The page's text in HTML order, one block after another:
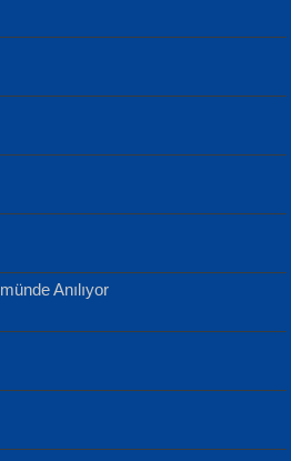
İmtihanı...
Adamın
Anılıyor